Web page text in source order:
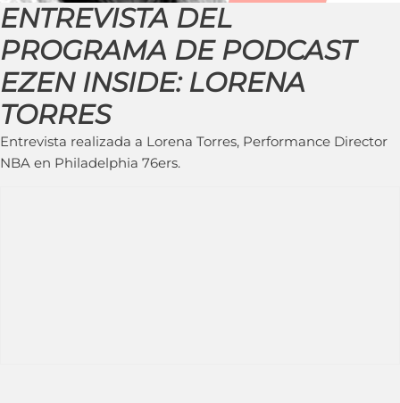
ENTREVISTA DEL
PROGRAMA DE PODCAST
EZEN INSIDE: LORENA
TORRES
Entrevista realizada a Lorena Torres, Performance Director
NBA en Philadelphia 76ers.